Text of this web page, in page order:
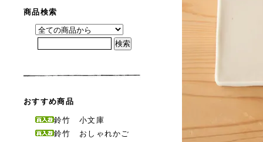
商品検索
おすすめ商品
鈴竹 小文庫
鈴竹 おしゃれかご